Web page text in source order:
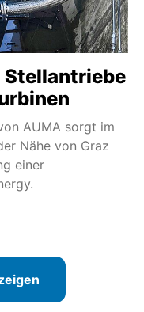
Stellantriebe
AUMA sorgt im
Nähe von Graz
einer